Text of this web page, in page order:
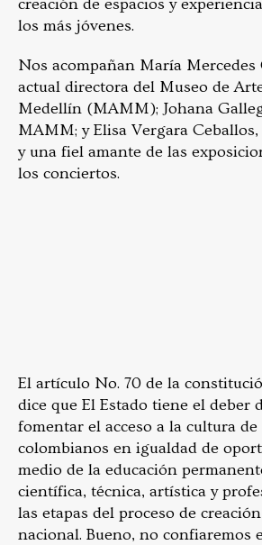
creación de espacios y
los más jóvenes.
Nos acompañan María Mercedes
actual directora del Museo de
Medellín (MAMM); Johana
MAMM; y Elisa Vergara
y una fiel amante de las
los conciertos.
El artículo No. 70 de la
dice que El Estado tiene el deber
fomentar el acceso a la cultura
colombianos en igualdad de
medio de la educación
científica, técnica, artística y
las etapas del proceso de
nacional. Bueno, no confiaremos